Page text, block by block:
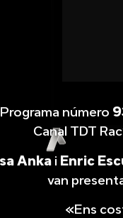
Programa número
Canal TDT
Ankai Enric
van
«Ens